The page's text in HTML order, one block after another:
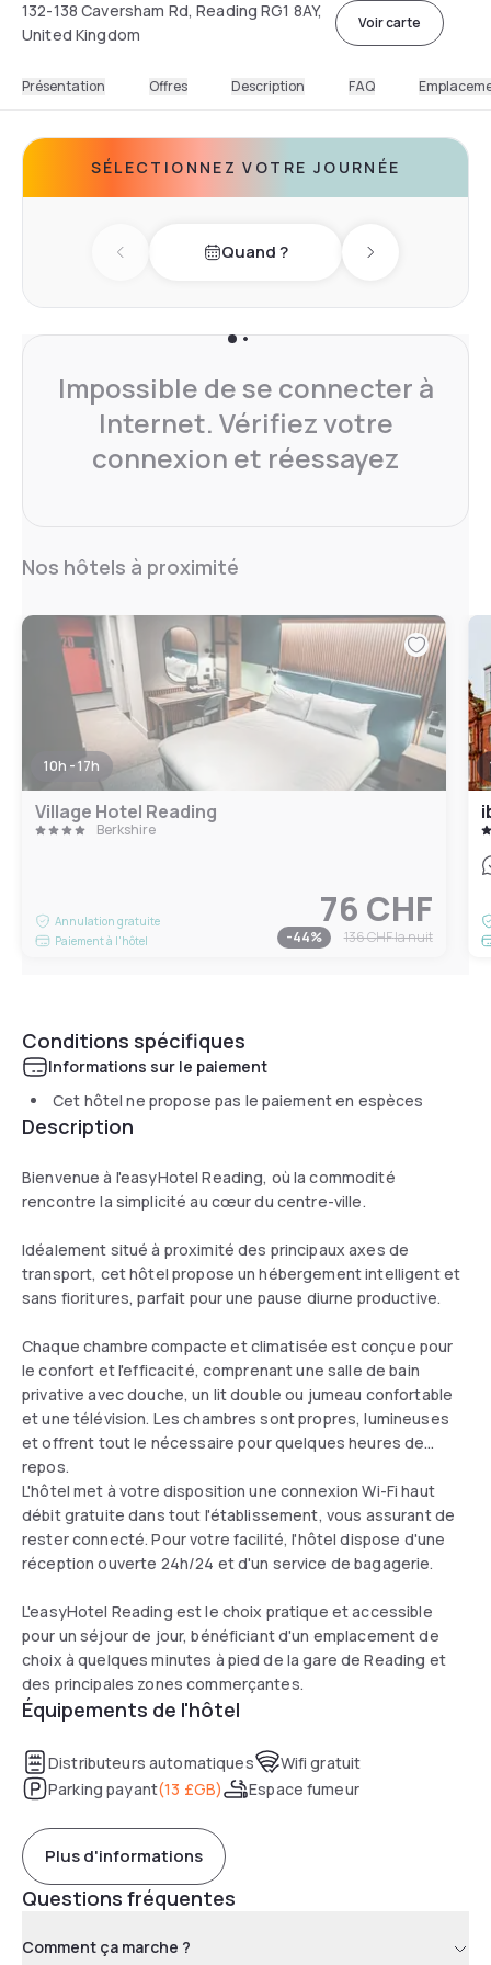
132-138 Caversham Rd, Reading RG1 8AY,
United Kingdom
Voir carte
Présentation Offres Description FAQ
SÉLECTIONNEZ VOTRE JOURNÉE
Previous dayQuand ? Next day
Impossible de se connecter à
Internet. Vérifiez votre
connexion et réessayez
Nos hôtels à proximité
10h - 17h
Village Hotel Reading
Berkshire
Annulation gratuite
Paiement à l'hôtel
76 CHF
-44% 136 CHFla nuit
Conditions spécifiques
Informations sur le paiement
Cet hôtel ne propose pas le paiement en espèces
Description
Bienvenue à l'easyHotel Reading, où la commodité
rencontre la simplicité au cœur du centre-ville.
Idéalement situé à proximité des principaux axes de
transport, cet hôtel propose un hébergement intelligent et
sans fioritures, parfait pour une pause diurne productive.
Chaque chambre compacte et climatisée est conçue pour
le confort et l'efficacité, comprenant une salle de bain
privative avec douche, un lit double ou jumeau confortable
et une télévision. Les chambres sont propres, lumineuses
et offrent tout le nécessaire pour quelques heures de
repos.
L'hôtel met à votre disposition une connexion Wi-Fi haut
débit gratuite dans tout l'établissement, vous assurant de
rester connecté. Pour votre facilité, l'hôtel dispose d'une
réception ouverte 24h/24 et d'un service de bagagerie.
L'easyHotel Reading est le choix pratique et accessible
pour un séjour de jour, bénéficiant d'un emplacement de
choix à quelques minutes à pied de la gare de Reading et
des principales zones commerçantes.
Équipements de l'hôtel
Distributeurs automatiques
Wifi gratuit
Parking payant(13 £GB) Espace fumeur
Plus d'informations
Questions fréquentes
Comment ça marche ?